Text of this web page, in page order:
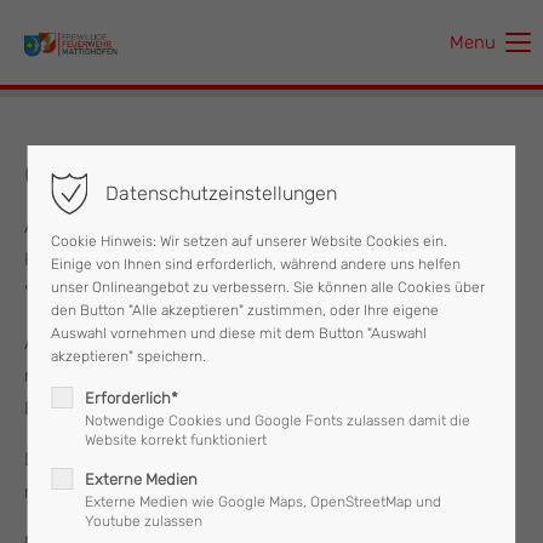
Der Eintrag "offcanvas-col1" existiert leider nicht.
Der Eintrag "offcanvas-col3" existiert leider nicht.
Der Eintrag "offcanvas-col4" existiert leider nicht.
Menu
01.11.2023 Brandverdacht
Am Mittwoch, dem 01.11.2023 wurde um 14:48 Uhr die
Feuerwehr Mattighofen mit den Stichworten
"Brandverdacht" alarmiert.
Aus einer Wohnung im 2. Stock eines Mehrparteienhauses
nahmen aufmerksame Nachbarn das laute Piepen eines
Rauchwarnmelders wahr.
Da nach mehrmaligen Klopfen an der Eingangstür jedoch
niemand öffnete, wurde richtigerweise der Notruf gewählt.
Datenschutzeinstellungen
Cookie Hinweis: Wir setzen auf unserer Website Cookies ein.
Einige von Ihnen sind erforderlich, während andere uns helfen
unser Onlineangebot zu verbessern. Sie können alle Cookies über
den Button "Alle akzeptieren" zustimmen, oder Ihre eigene
Auswahl vornehmen und diese mit dem Button "Auswahl
akzeptieren" speichern.
Erforderlich*
Notwendige Cookies und Google Fonts zulassen damit die
Website korrekt funktioniert
Externe Medien
Externe Medien wie Google Maps, OpenStreetMap und
Youtube zulassen